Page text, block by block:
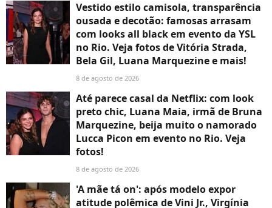
Vestido estilo camisola, transparência
ousada e decotão: famosas arrasam
com looks all black em evento da YSL
no Rio. Veja fotos de Vitória Strada,
Bela Gil, Luana Marquezine e mais!
8 de agosto de 2026
Até parece casal da Netflix: com look
preto chic, Luana Maia, irmã de Bruna
Marquezine, beija muito o namorado
Lucca Picon em evento no Rio. Veja
fotos!
8 de agosto de 2026
'A mãe tá on': após modelo expor
atitude polêmica de Vini Jr., Virgínia